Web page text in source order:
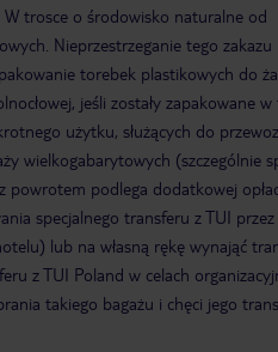
W trosce o środowisko naturalne od
Nieprzestrzeganie tego zakazu
torebek plastikowych do
jeśli zostały zapakowane
użytku, służących do
wielkogabarytowych (szczególnie
podlega dodatkowej
specjalnego transferu z TUI
lub na własną rękę wynająć
z TUI Poland w celach
takiego bagażu i chęci jego